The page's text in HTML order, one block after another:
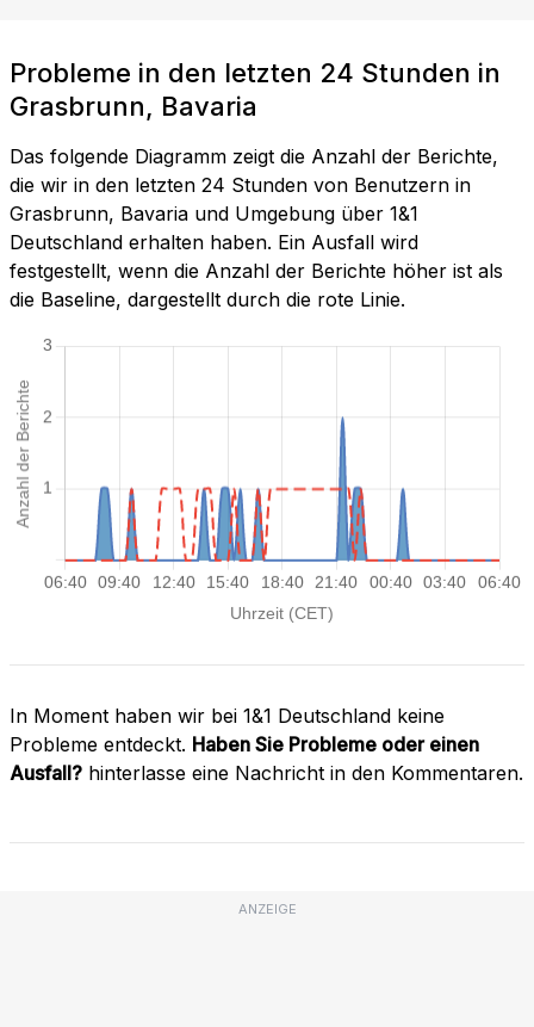
Probleme in den letzten 24 Stunden in
Grasbrunn, Bavaria
Das folgende Diagramm zeigt die Anzahl der Berichte,
die wir in den letzten 24 Stunden von Benutzern in
Grasbrunn, Bavaria und Umgebung über 1&1
Deutschland erhalten haben. Ein Ausfall wird
festgestellt, wenn die Anzahl der Berichte höher ist als
die Baseline, dargestellt durch die rote Linie.
In Moment haben wir bei 1&1 Deutschland keine
Probleme entdeckt. Haben Sie Probleme oder einen
Ausfall? hinterlasse eine Nachricht in den Kommentaren.
ANZEIGE